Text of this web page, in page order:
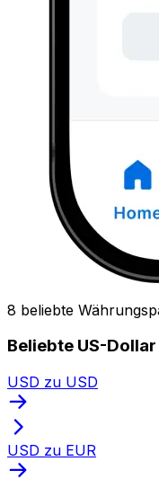
8 beliebte
Beliebte US-Dollar
USD zu USD
USD zu EUR